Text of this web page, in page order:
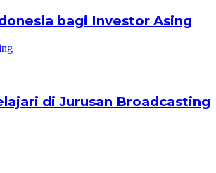
bagi Investor Asing
di Jurusan Broadcasting